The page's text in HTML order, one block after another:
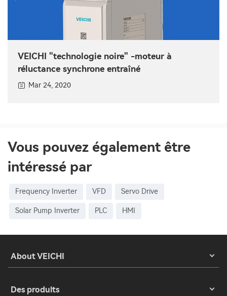
VEICHI "technologie noire" -moteur à
réluctance synchrone entraîné
Mar 24, 2020
Vous pouvez également être
intéressé par
Frequency Inverter VFD Servo Drive
Solar Pump Inverter PLC HMI
About VEICHI
Des produits